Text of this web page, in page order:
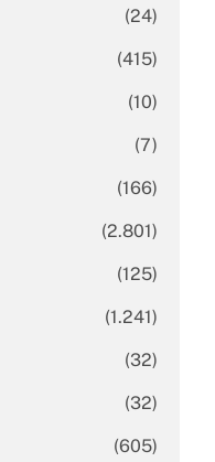
(24)
(415)
(10)
(7)
(166)
(2.801)
(125)
(1.241)
(32)
(32)
(605)